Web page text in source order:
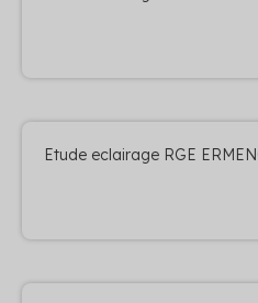
Etude eclairage RGE